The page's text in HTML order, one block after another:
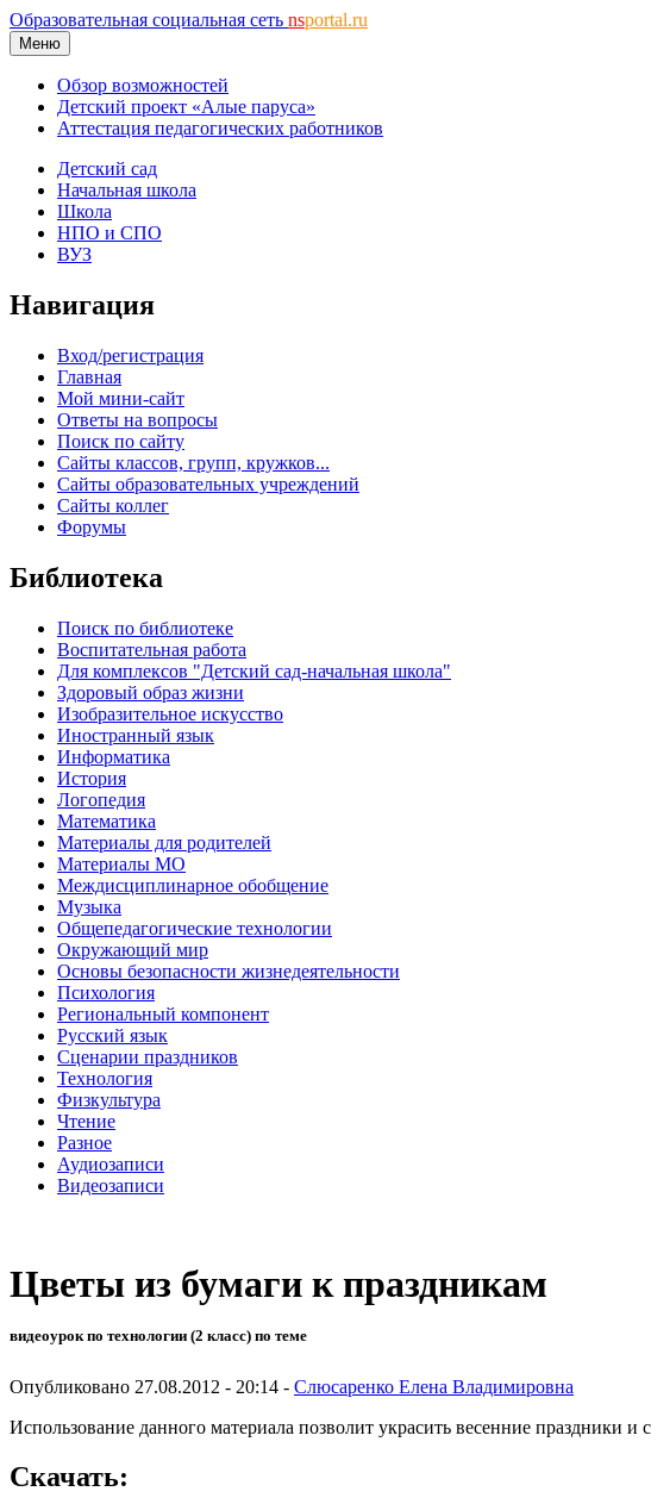
Образовательная социальная сеть nsportal.ru
Меню
Обзор возможностей
Детский проект «Алые паруса»
Аттестация педагогических работников
Детский сад
Начальная школа
Школа
НПО и СПО
ВУЗ
Навигация
Вход/регистрация
Главная
Мой мини-сайт
Ответы на вопросы
Поиск по сайту
Сайты классов, групп, кружков...
Сайты образовательных учреждений
Сайты коллег
Форумы
Библиотека
Поиск по библиотеке
Воспитательная работа
Для комплексов "Детский сад-начальная школа"
Здоровый образ жизни
Изобразительное искусство
Иностранный язык
Информатика
История
Логопедия
Математика
Материалы для родителей
Материалы МО
Междисциплинарное обобщение
Музыка
Общепедагогические технологии
Окружающий мир
Основы безопасности жизнедеятельности
Психология
Региональный компонент
Русский язык
Сценарии праздников
Технология
Физкультура
Чтение
Разное
Аудиозаписи
Видеозаписи
Цветы из бумаги к праздникам
видеоурок по технологии (2 класс) по теме
Опубликовано 27.08.2012 - 20:14 - Слюсаренко Елена Владимировна
Использование данного материала позволит украсить весенние праздники
Скачать: